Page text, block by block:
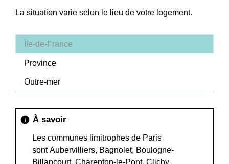
La situation varie selon le lieu de votre logement.
Île-de-France
Province
Outre-mer
info À savoir
Les communes limitrophes de Paris
sont Aubervilliers, Bagnolet, Boulogne-
Billancourt, Charenton-le-Pont, Clichy,